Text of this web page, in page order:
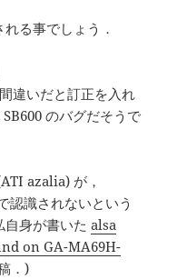
る事でしょう．
違いだと訂正を入れ
のバグだそうで
azalia) が，
認識されないという
自身が書いたalsa
on GA-MA69H-
．)